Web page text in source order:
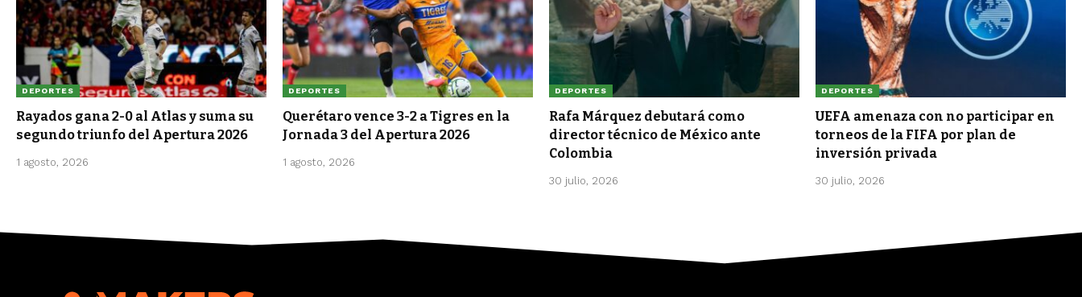
DEPORTES
Rayados gana 2-0 al Atlas y suma su
segundo triunfo del Apertura 2026
1 agosto, 2026
DEPORTES
Querétaro vence 3-2 a Tigres en la
Jornada 3 del Apertura 2026
1 agosto, 2026
DEPORTES
Rafa Márquez debutará como
director técnico de México ante
Colombia
30 julio, 2026
DEPORTES
UEFA amenaza con no participar en
torneos de la FIFA por plan de
inversión privada
30 julio, 2026